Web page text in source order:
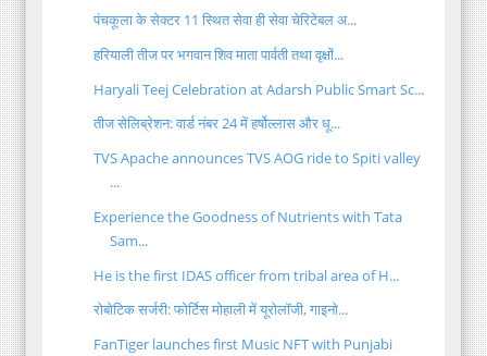
पंचकूला के सेक्टर 11 स्थित सेवा ही सेवा चेरिटेबल अ...
हरियाली तीज पर भगवान शिव माता पार्वती तथा वृक्षों...
Haryali Teej Celebration at Adarsh Public Smart Sc...
तीज सेलिब्रेशन: वार्ड नंबर 24 में हर्षोल्लास और धू...
TVS Apache announces TVS AOG ride to Spiti valley
...
Experience the Goodness of Nutrients with Tata
Sam...
He is the first IDAS officer from tribal area of H...
रोबोटिक सर्जरी: फोर्टिस मोहाली में यूरोलॉजी, गाइनो...
FanTiger launches first Music NFT with Punjabi